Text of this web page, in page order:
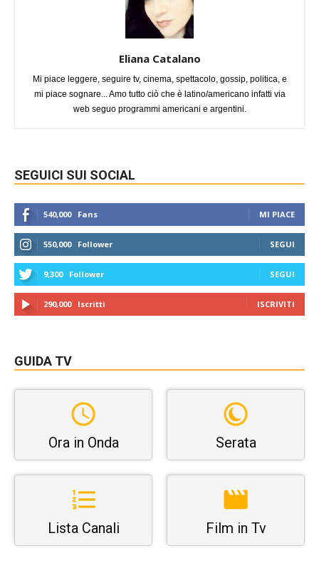
Eliana Catalano
Mi piace leggere, seguire tv, cinema, spettacolo, gossip, politica, e
mi piace sognare... Amo tutto ciò che è latino/americano infatti via
web seguo programmi americani e argentini.
SEGUICI SUI SOCIAL
540,000 Fans MI PIACE
550,000 Follower SEGUI
9,300 Follower SEGUI
290,000 Iscritti ISCRIVITI
GUIDA TV
Ora in Onda Serata
Lista Canali Film in Tv